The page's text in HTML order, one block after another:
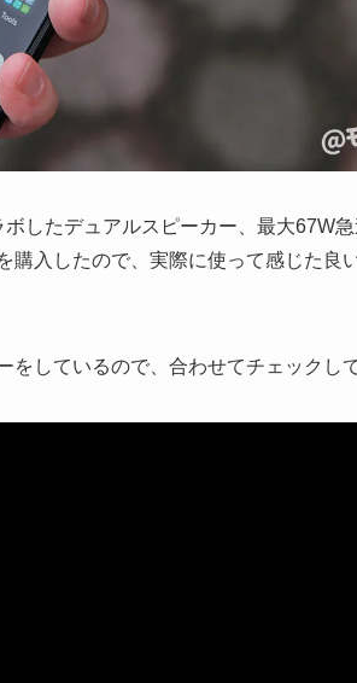
したデュアルスピーカー、最大67W
購入したので、実際に使って感じた良
しているので、合わせてチェックし